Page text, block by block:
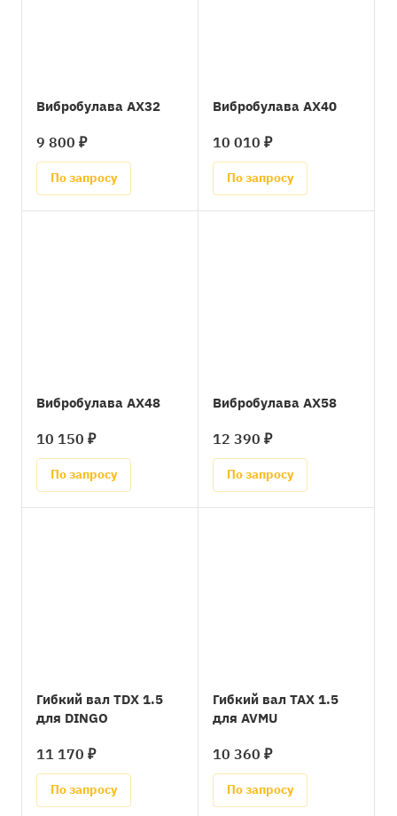
Вибробулава AX32
9 800 ₽
По запросу
Вибробулава AX40
10 010 ₽
По запросу
Вибробулава AX48
10 150 ₽
По запросу
Вибробулава AX58
12 390 ₽
По запросу
Гибкий вал TDX 1.5
для DINGO
11 170 ₽
По запросу
Гибкий вал TAX 1.5
для AVMU
10 360 ₽
По запросу